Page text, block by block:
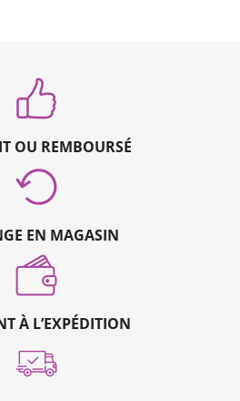
OU REMBOURSÉ
EN MAGASIN
À L’EXPÉDITION